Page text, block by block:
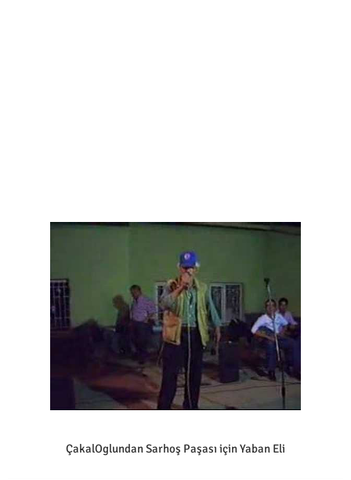
ÇakalOglundan Sarhoş Paşası için Yaban Eli